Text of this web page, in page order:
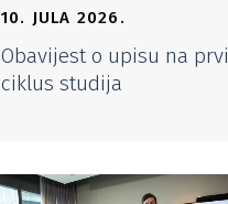
10. JULA 2026.
Obavijest o upisu na prvi
ciklus studija